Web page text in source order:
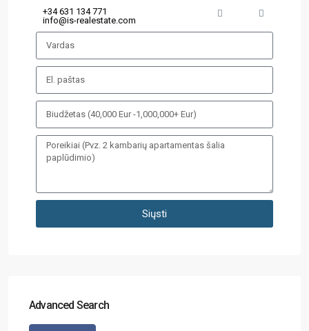
+34 631 134 771
info@is-realestate.com
Siųsti
Advanced Search